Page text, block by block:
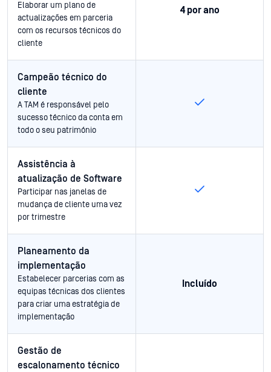
Elaborar um plano de
actualizações em parceria
com os recursos técnicos do
cliente
4 por ano
Campeão técnico do
cliente
A TAM é responsável pelo
sucesso técnico da conta em
todo o seu património
Assistência à
atualização de Software
Participar nas janelas de
mudança de cliente uma vez
por trimestre
Planeamento da
implementação
Estabelecer parcerias com as
equipas técnicas dos clientes
para criar uma estratégia de
implementação
Incluído
Gestão de
escalonamento técnico